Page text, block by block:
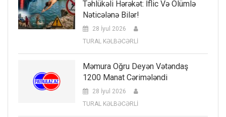
Təhlükəli Hərəkət: İflic Və Ölümlə
Nəticələnə Bilər!
28 İyul 2026
TURAL KƏLBƏCƏRLİ
Məmura Oğru Deyən Vətəndaş
1200 Manat Cərimələndi
28 İyul 2026
TURAL KƏLBƏCƏRLİ